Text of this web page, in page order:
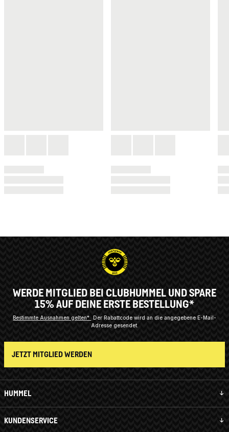
HUMMEL
KUNDENSERVICE
WERDE MITGLIED BEI CLUBHUMMEL UND SPARE
15% AUF DEINE ERSTE BESTELLUNG*
Bestimmte Ausnahmen gelten* Der Rabattcode wird an die angegebene E-Mail-
Adresse gesendet.
JETZT MITGLIED WERDEN